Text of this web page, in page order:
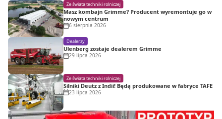
Ze świata techniki rolniczej
Masz kombajn Grimme? Producent wyremontuje go w
nowym centrum
6 sierpnia 2026
Dealerzy
Ulenberg zostaje dealerem Grimme
29 lipca 2026
Ze świata techniki rolniczej
Silniki Deutz z Indii! Będą produkowane w fabryce TAFE
23 lipca 2026